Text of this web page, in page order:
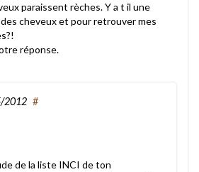
paraissent rèches. Y a t il une
cheveux et pour retrouver mes
réponse.
2012 #
de la liste INCI de ton